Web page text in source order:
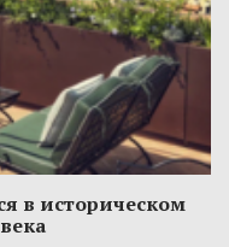
в историческом